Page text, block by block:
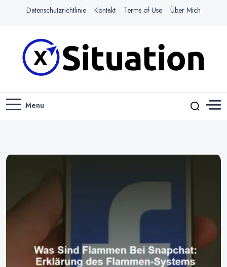
Datenschutzrichtlinie Kontakt Terms of Use Über Mich
X-SITUATION
Menu